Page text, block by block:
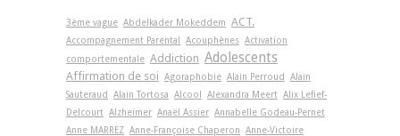
3ème vague Abdelkader Mokeddem ACT.
Accompagnement Parental Acouphènes Activation
comportementale Addiction Adolescents
Affirmation de soi Agoraphobie Alain Perroud Alain
Sauteraud Alain Tortosa Alcool Alexandra Meert Alix Lefief-
Delcourt Alzheimer Anaël Assier Annabelle Godeau-Pernet
Anne MARREZ Anne-Françoise Chaperon Anne-Victoire